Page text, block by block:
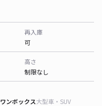
再入庫
可
高さ
制限なし
ワンボックス大型車・SUV